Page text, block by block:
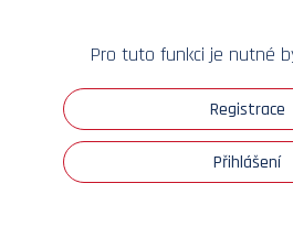
Pro tuto funkci je nutné
Registrace
Přihlášení